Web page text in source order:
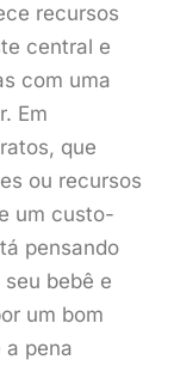
recursos
central e
com uma
Em
que
ou recursos
um custo-
pensando
bebê e
um bom
a pena